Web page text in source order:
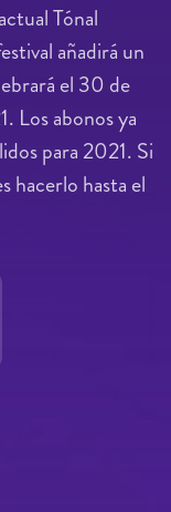
Tónal
añadirá un
el 30 de
Los abonos ya
para 2021. Si
hacerlo hasta el